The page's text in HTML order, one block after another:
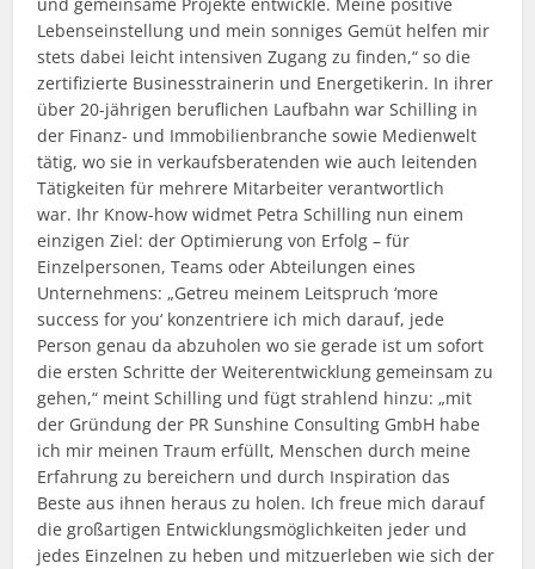
und gemeinsame Projekte entwickle. Meine positive
Lebenseinstellung und mein sonniges Gemüt helfen mir
stets dabei leicht intensiven Zugang zu finden,“ so die
zertifizierte Businesstrainerin und Energetikerin. In ihrer
über 20-jährigen beruflichen Laufbahn war Schilling in
der Finanz- und Immobilienbranche sowie Medienwelt
tätig, wo sie in verkaufsberatenden wie auch leitenden
Tätigkeiten für mehrere Mitarbeiter verantwortlich
war. Ihr Know-how widmet Petra Schilling nun einem
einzigen Ziel: der Optimierung von Erfolg – für
Einzelpersonen, Teams oder Abteilungen eines
Unternehmens: „Getreu meinem Leitspruch ‘more
success for you‘ konzentriere ich mich darauf, jede
Person genau da abzuholen wo sie gerade ist um sofort
die ersten Schritte der Weiterentwicklung gemeinsam zu
gehen,“ meint Schilling und fügt strahlend hinzu: „mit
der Gründung der PR Sunshine Consulting GmbH habe
ich mir meinen Traum erfüllt, Menschen durch meine
Erfahrung zu bereichern und durch Inspiration das
Beste aus ihnen heraus zu holen. Ich freue mich darauf
die großartigen Entwicklungsmöglichkeiten jeder und
jedes Einzelnen zu heben und mitzuerleben wie sich der